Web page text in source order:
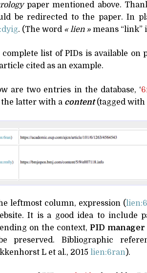
paper mentioned above.
be redirected to the paper. In
. (The word « lien » means “link”
complete list of PIDs is available on
cited as an example.
are two entries in the database, ‘
the latter with a content(tagged with
leftmost column, expression (
It is a good idea to include
on the context, PID manager
preserved. Bibliographic
L et al., 2015 lien:6ran).